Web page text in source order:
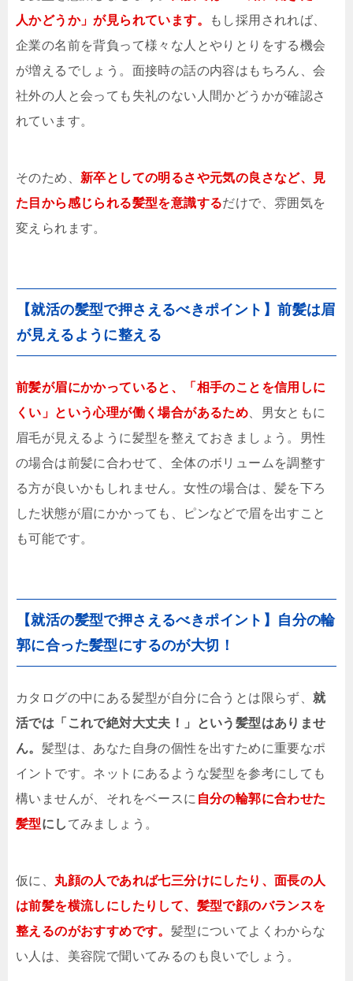
人かどうか」が見られています。
もし採用されれば、
企業の名前を背負って様々な人とやりとりをする機会
が増えるでしょう。面接時の話の内容はもちろん、会
社外の人と会っても失礼のない人間かどうかが確認さ
れています。
そのため、 新卒としての明るさや元気の良さなど、見
た目から感じられる髪型を意識するだけで、雰囲気を
変えられます。
【就活の髪型で押さえるべきポイント】前髪は眉
が見えるように整える
前髪が眉にかかっていると、「相手のことを信用しに
くい」という心理が働く場合があるため 、男女ともに
眉毛が見えるように髪型を整えておきましょう。男性
の場合は前髪に合わせて、全体のボリュームを調整す
る方が良いかもしれません。女性の場合は、髪を下ろ
した状態が眉にかかっても、ピンなどで眉を出すこと
も可能です。
【就活の髪型で押さえるべきポイント】自分の輪
郭に合った髪型にするのが大切！
カタログの中にある髪型が自分に合うとは限らず、就
活では「これで絶対大丈夫！」という髪型はありませ
ん。 髪型は、あなた自身の個性を出すために重要なポ
イントです。ネットにあるような髪型を参考にしても
構いませんが、それをベースに 自分の輪郭に合わせた
髪型にし てみましょう。
仮に、 丸顔の人であれば七三分けにしたり、面長の人
は前髪を横流しにしたりして、髪型で顔のバランスを
整えるのがおすすめです。 髪型についてよくわからな
い人は、美容院で聞いてみるのも良いでしょう。